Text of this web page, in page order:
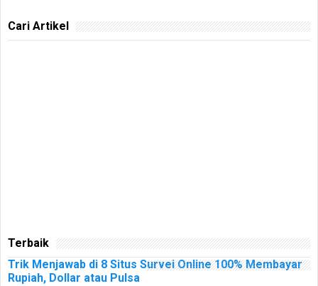
Cari Artikel
Terbaik
Trik Menjawab di 8 Situs Survei Online 100% Membayar
Rupiah, Dollar atau Pulsa